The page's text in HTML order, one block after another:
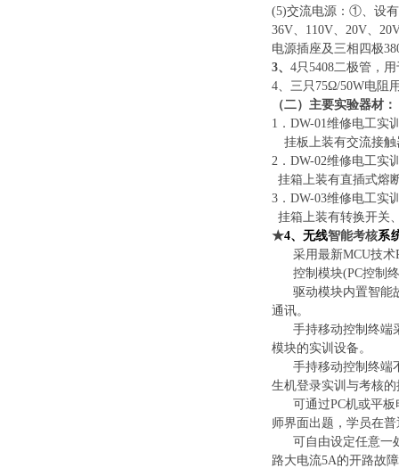
(5)交流电源：①、设有
36V、110V、20V、
电源插座及三相四极
3、 4只5408二极管，
4、 三只 75Ω/50W电阻
（二） 主要实验器材：
1．DW-01维修电工实
挂板上装有交流接
2．DW-02维修电工实
挂箱上装有直插式熔
3．DW-03维修电工实
挂箱上装有转换开关
★4、无线智能考核系
采用最新MCU技
控制模块(PC控制
驱动模块内置智能
通讯。
手持移动控制终端
模块的实训设备。
手持移动控制终端
生机登录实训与考核
可通过PC机或平板
师界面出题，学员在
可自由设定任意一
路大电流5A的开路故